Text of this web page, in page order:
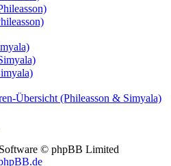
Übersicht (Phileasson & Simyala)
© phpBB Limited